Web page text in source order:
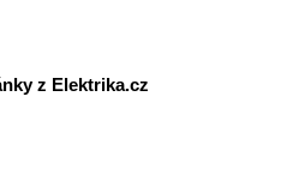
z Elektrika.cz